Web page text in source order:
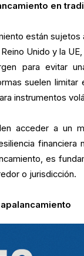
en
están
Unido y la
para evitar
suelen
instrumentos
acceder a un
financiera
es
o jurisdicción.